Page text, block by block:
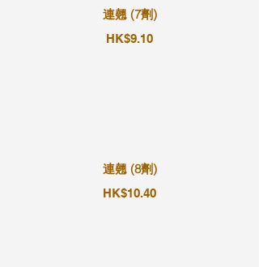
連翹 (7劑)
HK$9.10
連翹 (8劑)
HK$10.40